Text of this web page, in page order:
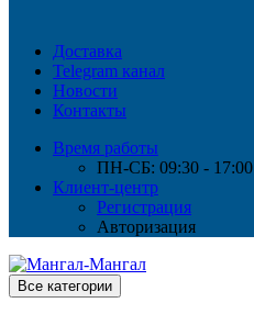
Доставка
Telegram канал
Новости
Контакты
Время работы
ПН-СБ: 09:30 - 17:00
Клиент-центр
Регистрация
Авторизация
Все категории